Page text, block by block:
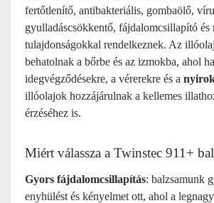
fertőtlenítő, antibakteriális, gombaölő,
gyulladáscsökkentő, fájdalomcsillapító és
tulajdonságokkal rendelkeznek. Az
behatolnak a bőrbe és az izmokba, ahol
idegvégződésekre, a vérerekre és a
illóolajok hozzájárulnak a kellemes
érzéséhez is.
Miért válassza a Twinstec 911+
Gyors fájdalomcsillapítás: balzsamunk
enyhülést és kényelmet ott, ahol a